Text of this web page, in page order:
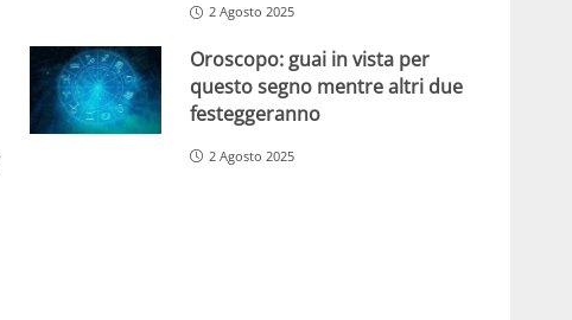
2 Agosto 2025
Oroscopo: guai in vista per
questo segno mentre altri due
festeggeranno
2 Agosto 2025